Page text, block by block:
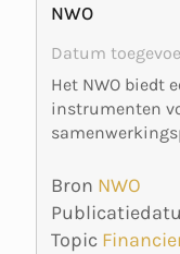
NWO
Datum
Het NWO biedt
instrumenten
Bron NWO
Topic